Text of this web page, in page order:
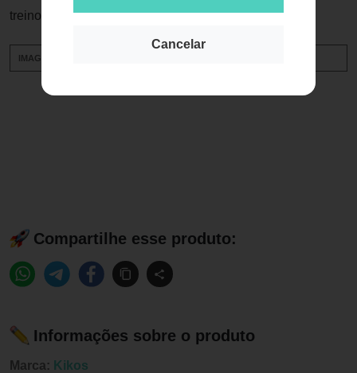
Cancelar
treinos.
IMAGENS MERAMENTE ILUSTRATIVAS.
Compartilhe esse produto:
Informações sobre o produto
Marca: Kikos